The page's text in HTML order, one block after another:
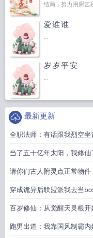
结局，努力用厨艺
爱谁谁
...
岁岁平安
...
最新更新
全职法师：有话跟我烈空坐
当了五十亿年太阳，我修仙
请你们古人附灵点正常物件
穿成诡异后联盟派我去当
百岁修仙：从觉醒天灵根开
跑男出道：我靠国风制霸内